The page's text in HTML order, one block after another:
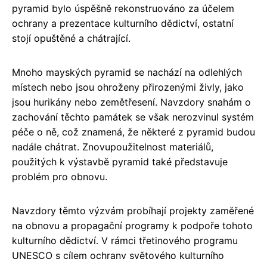
pyramid bylo úspěšně rekonstruováno za účelem
ochrany a prezentace kulturního dědictví, ostatní
stojí opuštěné a chátrající.
Mnoho mayských pyramid se nachází na odlehlých
místech nebo jsou ohroženy přirozenými živly, jako
jsou hurikány nebo zemětřesení. Navzdory snahám o
zachování těchto památek se však nerozvinul systém
péče o ně, což znamená, že některé z pyramid budou
nadále chátrat. Znovupoužitelnost materiálů,
použitých k výstavbě pyramid také představuje
problém pro obnovu.
Navzdory těmto výzvám probíhají projekty zaměřené
na obnovu a propagační programy k podpoře tohoto
kulturního dědictví. V rámci třetinového programu
UNESCO s cílem ochrany světového kulturního